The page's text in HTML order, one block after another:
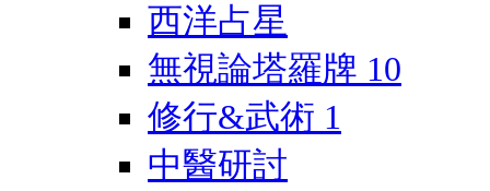
西洋占星
無視論塔羅牌 10
修行&武術 1
中醫研討